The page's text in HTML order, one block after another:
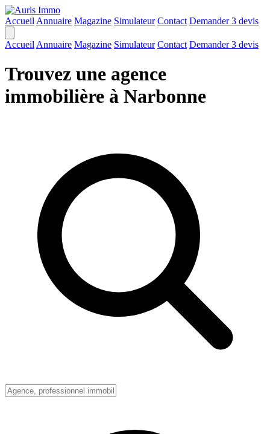
Accueil Annuaire Magazine Simulateur Contact Demander 3 devis
Accueil Annuaire Magazine Simulateur Contact Demander 3 devis
Trouvez une agence
immobilière à Narbonne